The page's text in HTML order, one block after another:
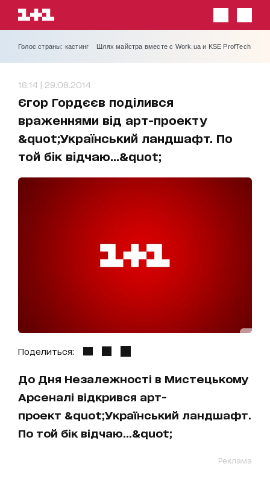
Голос страны: кастинг Шлях майстра вместе с Work.ua и KSE ProfTech
16:14 | 29.08.2014
Єгор Гордєєв поділився
враженнями від арт-проекту
&quot;Український ландшафт. По
той бік відчаю...&quot;
Поделиться:
До Дня Незалежності в Мистецькому
Арсеналі відкрився арт-
проект &quot;Український ландшафт.
По той бік відчаю...&quot;
Реклама